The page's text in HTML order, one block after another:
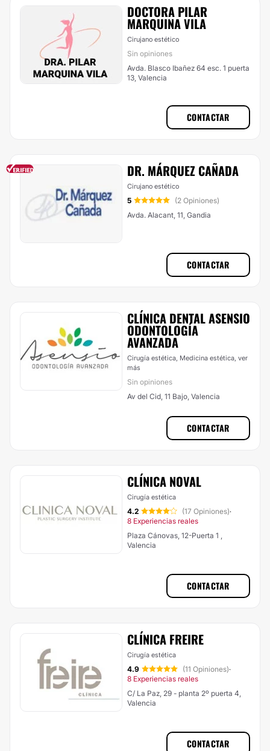
DOCTORA PILAR
MARQUINA VILA
Cirujano estético
Sin opiniones
Avda. Blasco Ibañez 64 esc. 1 puerta
13, Valencia
CONTACTAR
DR. MÁRQUEZ CAÑADA
Cirujano estético
5
(2 Opiniones)
Avda. Alacant, 11, Gandia
CONTACTAR
CLÍNICA DENTAL ASENSIO
ODONTOLOGÍA
AVANZADA
Cirugía estética, Medicina estética, ver
más
Sin opiniones
Av del Cid, 11 Bajo, Valencia
CONTACTAR
CLÍNICA NOVAL
Cirugía estética
4.2 (17 Opiniones)·
8 Experiencias reales
Plaza Cánovas, 12-Puerta 1 ,
Valencia
CONTACTAR
CLÍNICA FREIRE
Cirugía estética
4.9 (11 Opiniones)·
8 Experiencias reales
C/ La Paz, 29 - planta 2º puerta 4,
Valencia
CONTACTAR